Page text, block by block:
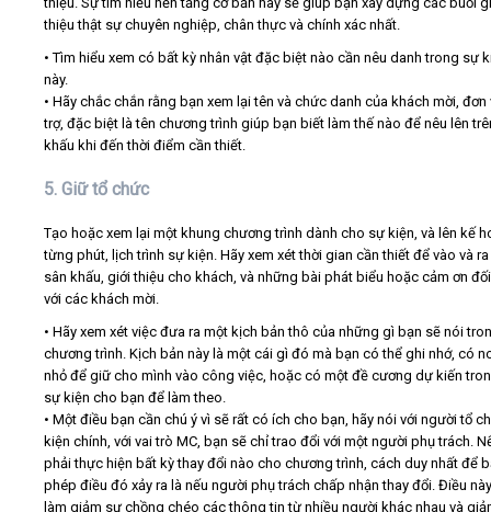
thiệu thật sự chuyên nghiệp, chân thực và chính xác nhất.
• Tìm hiểu xem có bất kỳ nhân vật đặc biệt nào cần nêu danh trong sự
này.
• Hãy chắc chắn rằng bạn xem lại tên và chức danh của khách mời, đơn
trợ, đặc biệt là tên chương trình giúp bạn biết làm thế nào để nêu lên
khấu khi đến thời điểm cần thiết.
5. Giữ tổ chức
Tạo hoặc xem lại một khung chương trình dành cho sự kiện, và lên kế
từng phút, lịch trình sự kiện. Hãy xem xét thời gian cần thiết để vào và
sân khấu, giới thiệu cho khách, và những bài phát biểu hoặc cảm ơn đối
với các khách mời.
• Hãy xem xét việc đưa ra một kịch bản thô của những gì bạn sẽ nói
chương trình. Kịch bản này là một cái gì đó mà bạn có thể ghi nhớ, có
nhỏ để giữ cho mình vào công việc, hoặc có một đề cương dự kiến
sự kiện cho bạn để làm theo.
• Một điều bạn cần chú ý vì sẽ rất có ích cho bạn, hãy nói với người tổ
kiện chính, với vai trò MC, bạn sẽ chỉ trao đổi với một người phụ trách.
phải thực hiện bất kỳ thay đổi nào cho chương trình, cách duy nhất để
phép điều đó xảy ra là nếu người phụ trách chấp nhận thay đổi. Điều
làm giảm sự chồng chéo các thông tin từ nhiều người khác nhau và